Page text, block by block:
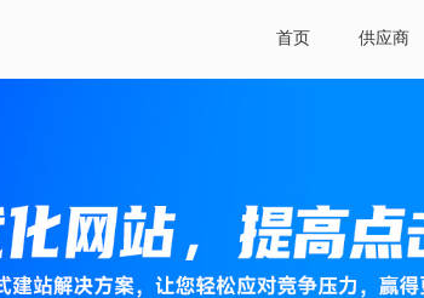
首页 供应商